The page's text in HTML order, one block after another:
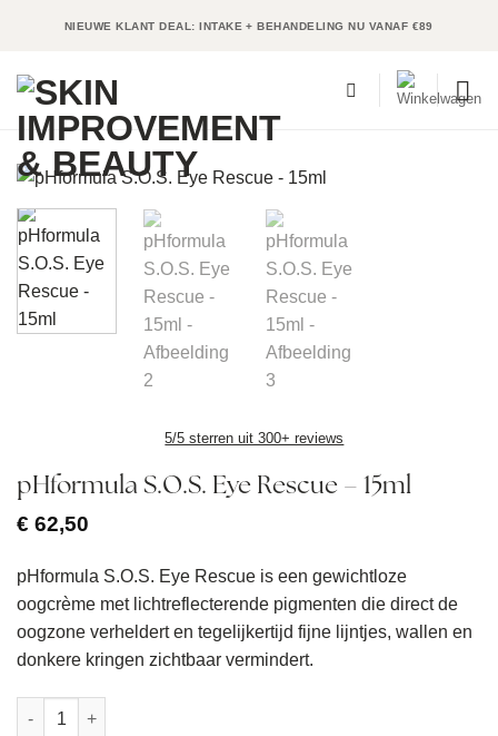
NIEUWE KLANT DEAL: INTAKE + BEHANDELING NU VANAF €89
5/5 sterren uit 300+ reviews
pHformula S.O.S. Eye Rescue – 15ml
€ 62,50
pHformula S.O.S. Eye Rescue is een gewichtloze
oogcrème met lichtreflecterende pigmenten die direct de
oogzone verheldert en tegelijkertijd fijne lijntjes, wallen en
donkere kringen zichtbaar vermindert.
pHformula S.O.S. Eye Rescue - 15ml aantal